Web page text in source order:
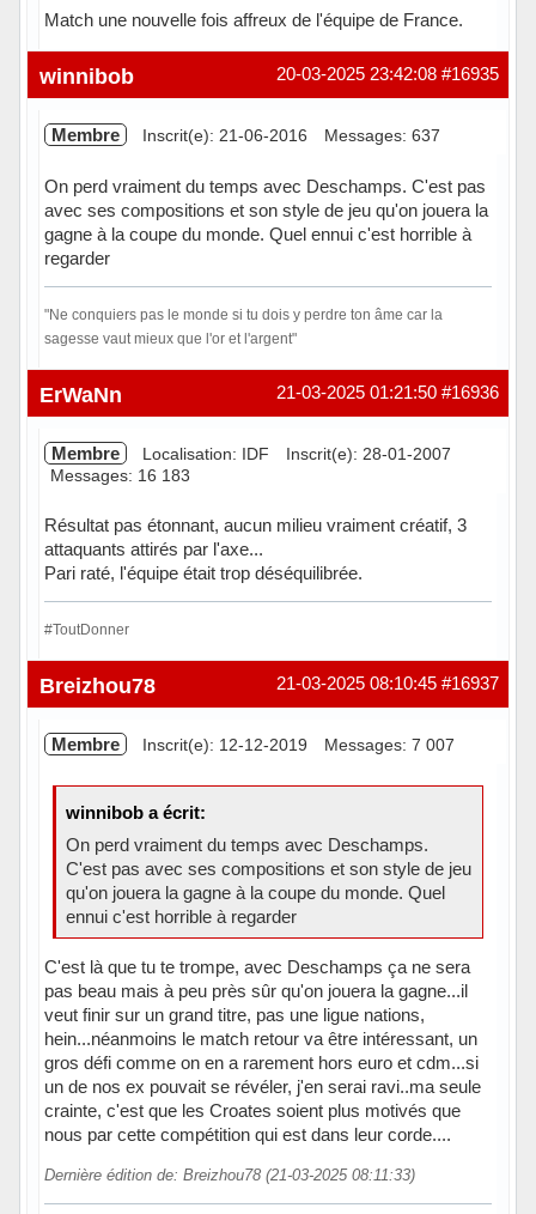
Match une nouvelle fois affreux de l'équipe de France.
Hors ligne #16935
20-03-2025 23:42:08
winnibob
Membre Inscrit(e): 21-06-2016 Messages: 637
On perd vraiment du temps avec Deschamps. C'est pas
avec ses compositions et son style de jeu qu'on jouera la
gagne à la coupe du monde. Quel ennui c'est horrible à
regarder
"Ne conquiers pas le monde si tu dois y perdre ton âme car la
sagesse vaut mieux que l'or et l'argent"
Hors ligne #16936
21-03-2025 01:21:50
ErWaNn
Membre Localisation: IDF
Inscrit(e): 28-01-2007
Messages: 16 183
Résultat pas étonnant, aucun milieu vraiment créatif, 3
attaquants attirés par l'axe...
Pari raté, l'équipe était trop déséquilibrée.
#ToutDonner
Hors ligne #16937
21-03-2025 08:10:45
Breizhou78
Membre Inscrit(e): 12-12-2019 Messages: 7 007
winnibob a écrit:
On perd vraiment du temps avec Deschamps.
C'est pas avec ses compositions et son style de jeu
qu'on jouera la gagne à la coupe du monde. Quel
ennui c'est horrible à regarder
C'est là que tu te trompe, avec Deschamps ça ne sera
pas beau mais à peu près sûr qu'on jouera la gagne...il
veut finir sur un grand titre, pas une ligue nations,
hein...néanmoins le match retour va être intéressant, un
gros défi comme on en a rarement hors euro et cdm...si
un de nos ex pouvait se révéler, j'en serai ravi..ma seule
crainte, c'est que les Croates soient plus motivés que
nous par cette compétition qui est dans leur corde....
Dernière édition de: Breizhou78 (21-03-2025 08:11:33)